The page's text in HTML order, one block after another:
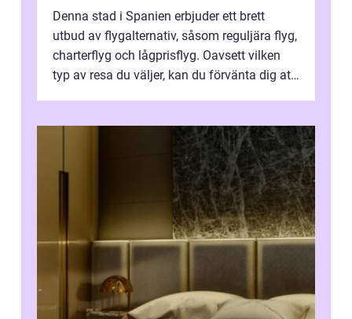
Denna stad i Spanien erbjuder ett brett
utbud av flygalternativ, såsom reguljära flyg,
charterflyg och lågprisflyg. Oavsett vilken
typ av resa du väljer, kan du förvänta dig att